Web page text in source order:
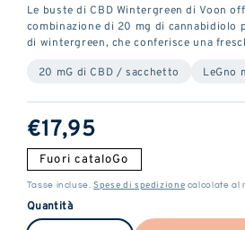
Le buste di CBD Wintergreen di Voon
combinazione di 20 mg di cannabidiolo
di wintergreen, che conferisce una
20 mG di CBD / sacchetto
LeGno
Prezzo
normale
€17,95
Fuori cataloGo
Tasse incluse.Spese di spedizione calcolate al
Quantità